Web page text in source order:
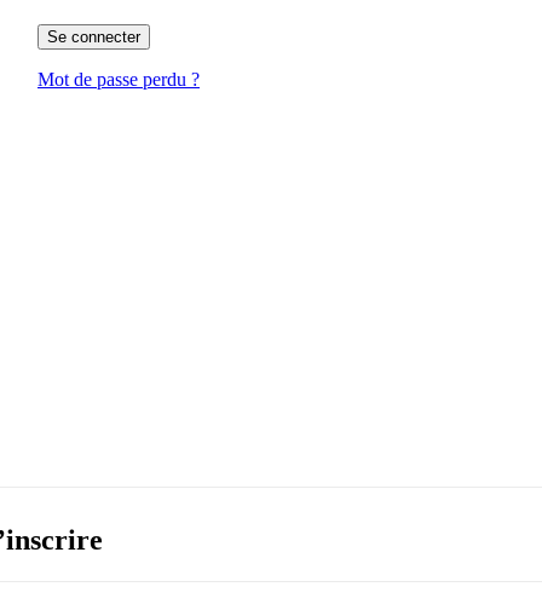
Se connecter
Mot de passe perdu ?